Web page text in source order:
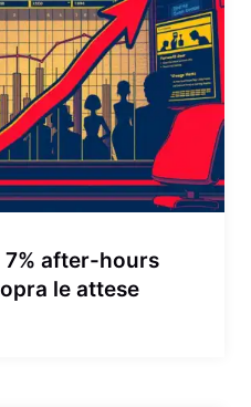
after-hours
le attese